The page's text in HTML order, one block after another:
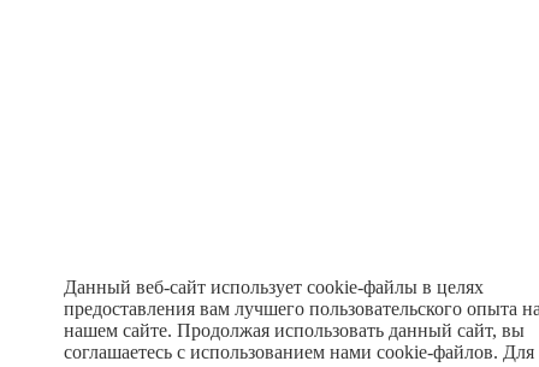
Данный веб-сайт использует cookie-файлы в целях
предоставления вам лучшего пользовательского опыта
нашем сайте. Продолжая использовать данный сайт, вы
соглашаетесь с использованием нами cookie-файлов. Для